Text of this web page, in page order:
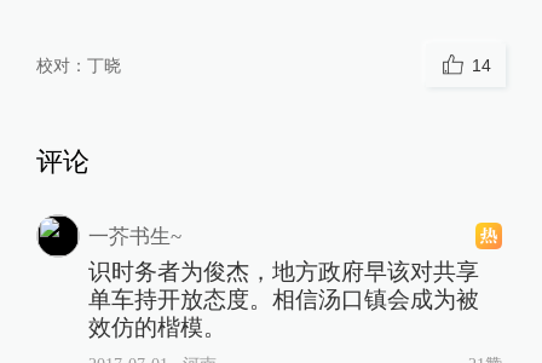
校对： 丁晓 14
评论
一芥书生~
识时务者为俊杰，地方政府早该对共享
单车持开放态度。相信汤口镇会成为被
效仿的楷模。